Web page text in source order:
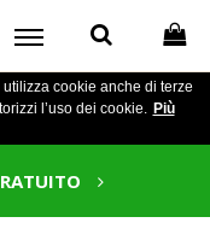
cookie anche di terze
l’uso dei cookie. Più